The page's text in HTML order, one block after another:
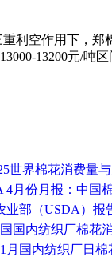
空作用下，郑
13200元/
世界棉花消费量
4月份月报：中国
业部（USDA）报
国内纺织厂棉花
月国内纺织厂日